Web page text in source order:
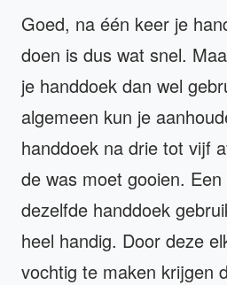
Goed, na één keer je
doen is dus wat snel.
je handdoek dan wel
algemeen kun je
handdoek na drie tot vijf
de was moet gooien. Een
dezelfde handdoek
heel handig. Door deze
vochtig te maken krijgen